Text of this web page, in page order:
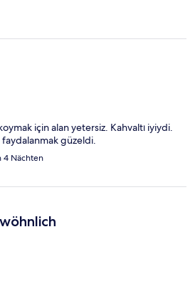
için alan yetersiz. Kahvaltı iyiydi.
güzeldi.
4 Nächten